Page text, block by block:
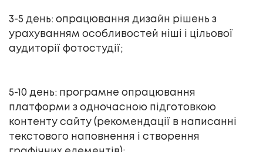
3-5 день: опрацювання дизайн рішень з
урахуванням особливостей ніші і цільової
аудиторії фотостудії;
5-10 день: програмне опрацювання
платформи з одночасною підготовкою
контенту сайту (рекомендації в написанні
текстового наповнення і створення